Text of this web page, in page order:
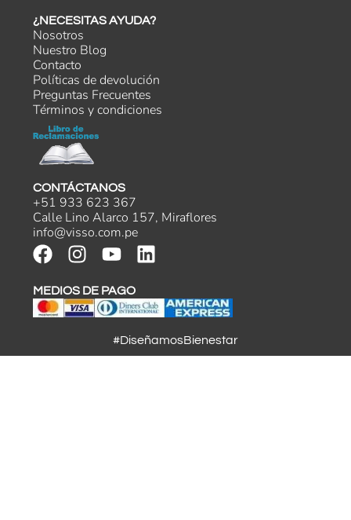
¿NECESITAS AYUDA?
Nosotros
Nuestro Blog
Contacto
Políticas de devolución
Preguntas Frecuentes
Términos y condiciones
CONTÁCTANOS
+51 933 623 367
Calle Lino Alarco 157, Miraflores
info@visso.com.pe
MEDIOS DE PAGO
#DiseñamosBienestar